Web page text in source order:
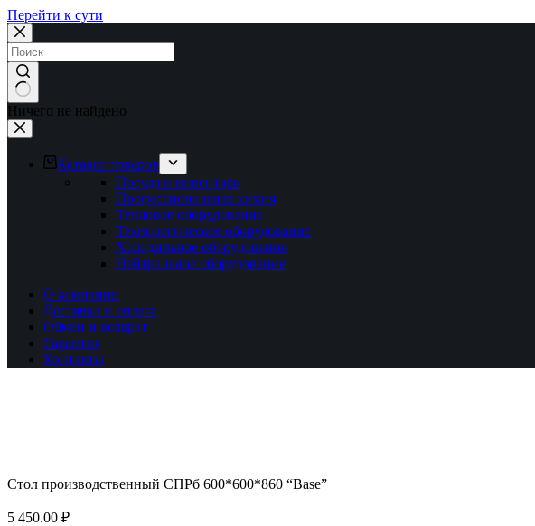
Перейти к сути
Ничего не найдено
Каталог товаров
Посуда и инвентарь
Профессиональная химия
Тепловое оборудование
Технологическое оборудование
Холодильное оборудование
Нейтральное оборудование
О компании
Доставка и оплата
Обмен и возврат
Гарантия
Контакты
Стол производственный СПРб 600*600*860 “Base”
5 450.00 ₽